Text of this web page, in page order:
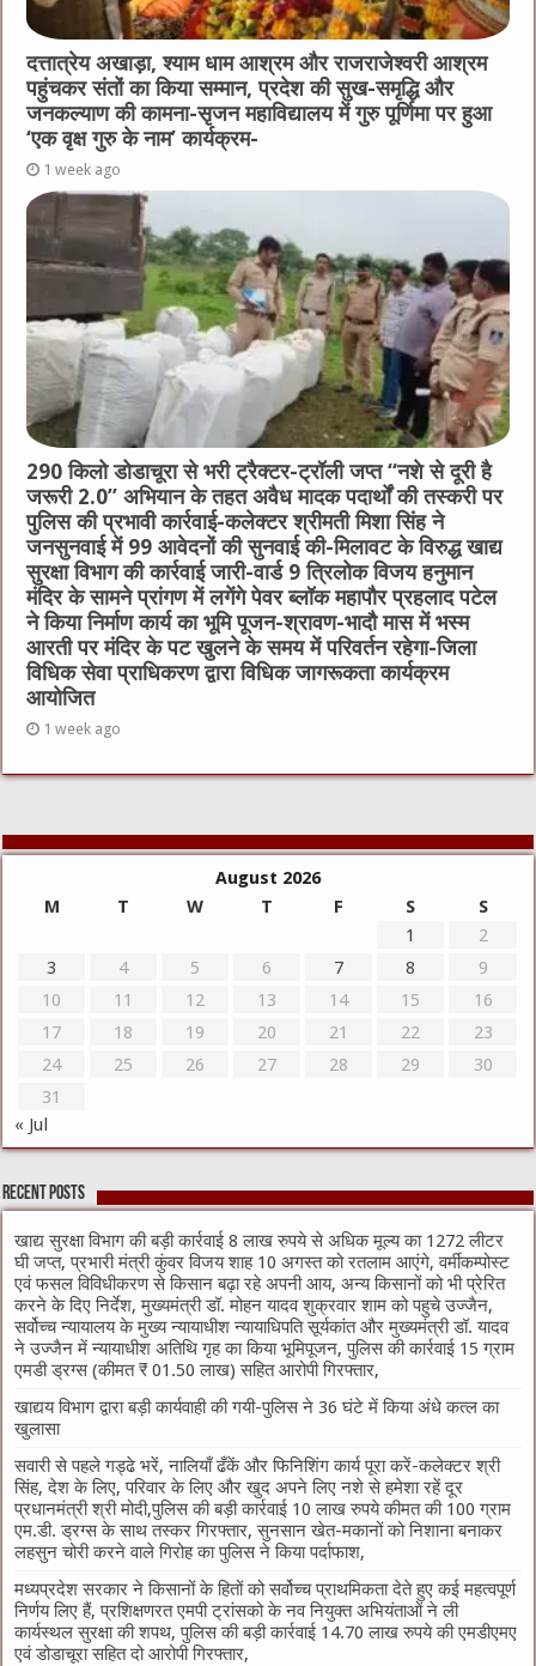
दत्तात्रेय अखाड़ा, श्याम धाम आश्रम और राजराजेश्वरी आश्रम
पहुंचकर संतों का किया सम्मान, प्रदेश की सुख-समृद्धि और
जनकल्याण की कामना-सृजन महाविद्यालय में गुरु पूर्णिमा पर हुआ
‘एक वृक्ष गुरु के नाम’ कार्यक्रम-
1 week ago
290 किलो डोडाचूरा से भरी ट्रैक्टर-ट्रॉली जप्त “नशे से दूरी है
जरूरी 2.0” अभियान के तहत अवैध मादक पदार्थों की तस्करी पर
पुलिस की प्रभावी कार्रवाई-कलेक्टर श्रीमती मिशा सिंह ने
जनसुनवाई में 99 आवेदनों की सुनवाई की-मिलावट के विरुद्ध खाद्य
सुरक्षा विभाग की कार्रवाई जारी-वार्ड 9 त्रिलोक विजय हनुमान
मंदिर के सामने प्रांगण में लगेंगे पेवर ब्लॉक महापौर प्रहलाद पटेल
ने किया निर्माण कार्य का भूमि पूजन-श्रावण-भादौ मास में भस्म
आरती पर मंदिर के पट खुलने के समय में परिवर्तन रहेगा-जिला
विधिक सेवा प्राधिकरण द्वारा विधिक जागरूकता कार्यक्रम
आयोजित
1 week ago
August 2026
M
T W T F S
S
1
2
3
4 5 6 7 8
9
10
11 12 13 14 15
16
17
18 19 20 21 22
23
24
25 26 27 28 29
30
31
« Jul
Recent Posts
खाद्य सुरक्षा विभाग की बड़ी कार्रवाई 8 लाख रुपये से अधिक मूल्य का 1272 लीटर
घी जप्त, प्रभारी मंत्री कुंवर विजय शाह 10 अगस्त को रतलाम आएंगे, वर्मीकम्पोस्ट
एवं फसल विविधीकरण से किसान बढ़ा रहे अपनी आय, अन्य किसानों को भी प्रेरित
करने के दिए निर्देश, मुख्यमंत्री डॉ. मोहन यादव शुक्रवार शाम को पहुचे उज्जैन,
सर्वोच्च न्यायालय के मुख्‍य न्‍यायाधीश न्यायाधिपति सूर्यकांत और मुख्यमंत्री डॉ. यादव
ने उज्जैन में न्यायाधीश अतिथि गृह का किया भूमिपूजन, पुलिस की कार्रवाई 15 ग्राम
एमडी ड्रग्स (कीमत ₹ 01.50 लाख) सहित आरोपी गिरफ्तार,
खाद्यय विभाग द्वारा बड़ी कार्यवाही की गयी-पुलिस ने 36 घंटे में किया अंधे कत्ल का
खुलासा
सवारी से पहले गड्ढे भरें, नालियाँ ढँकें और फिनिशिंग कार्य पूरा करें-कलेक्टर श्री
सिंह, देश के लिए, परिवार के लिए और खुद अपने लिए नशे से हमेशा रहें दूर
प्रधानमंत्री श्री मोदी,पुलिस की बड़ी कार्रवाई 10 लाख रुपये कीमत की 100 ग्राम
एम.डी. ड्रग्स के साथ तस्कर गिरफ्तार, सुनसान खेत-मकानों को निशाना बनाकर
लहसुन चोरी करने वाले गिरोह का पुलिस ने किया पर्दाफाश,
मध्यप्रदेश सरकार ने किसानों के हितों को सर्वोच्च प्राथमिकता देते हुए कई महत्वपूर्ण
निर्णय लिए हैं, प्रशिक्षणरत एमपी ट्रांसको के नव नियुक्त अभियंताओं ने ली
कार्यस्थल सुरक्षा की शपथ, पुलिस की बड़ी कार्रवाई 14.70 लाख रुपये की एमडीएमए
एवं डोडाचूरा सहित दो आरोपी गिरफ्तार,